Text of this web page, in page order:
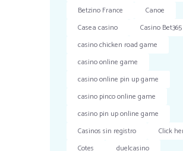
Betzino France
Canoe
Casea casino
Casino Bet365
casino chicken road game
casino online game
casino online pin up game
casino pinco online game
casino pin up online game
Casinos sin registro
Click
Cotes
duelcasino